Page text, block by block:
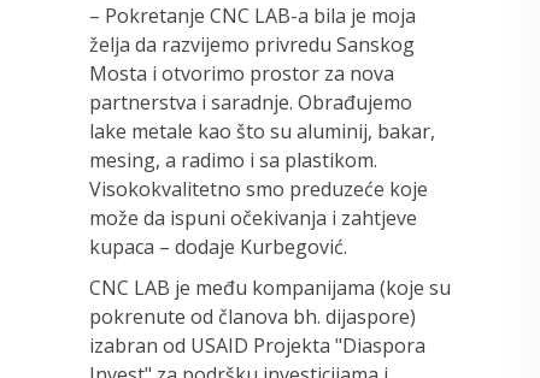
– Pokretanje CNC LAB-a bila je moja
želja da razvijemo privredu Sanskog
Mosta i otvorimo prostor za nova
partnerstva i saradnje. Obrađujemo
lake metale kao što su aluminij, bakar,
mesing, a radimo i sa plastikom.
Visokokvalitetno smo preduzeće koje
može da ispuni očekivanja i zahtjeve
kupaca – dodaje Kurbegović.
CNC LAB je među kompanijama (koje su
pokrenute od članova bh. dijaspore)
izabran od USAID Projekta "Diaspora